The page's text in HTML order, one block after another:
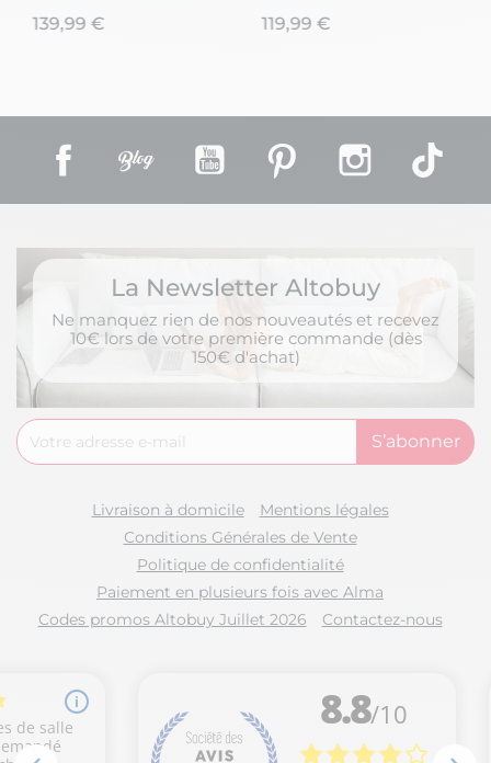
Coloris Miel
139,99 €
Coloris Miel
119,99 €
Facebook YouTube Pinterest Instagram
La Newsletter Altobuy
Ne manquez rien de nos nouveautés et recevez
10€ lors de votre première commande (dès
150€ d'achat)
Livraison à domicile
Mentions légales
Conditions Générales de Vente
Politique de confidentialité
Paiement en plusieurs fois avec Alma
Codes promos Altobuy Juillet 2026
Contactez-nous